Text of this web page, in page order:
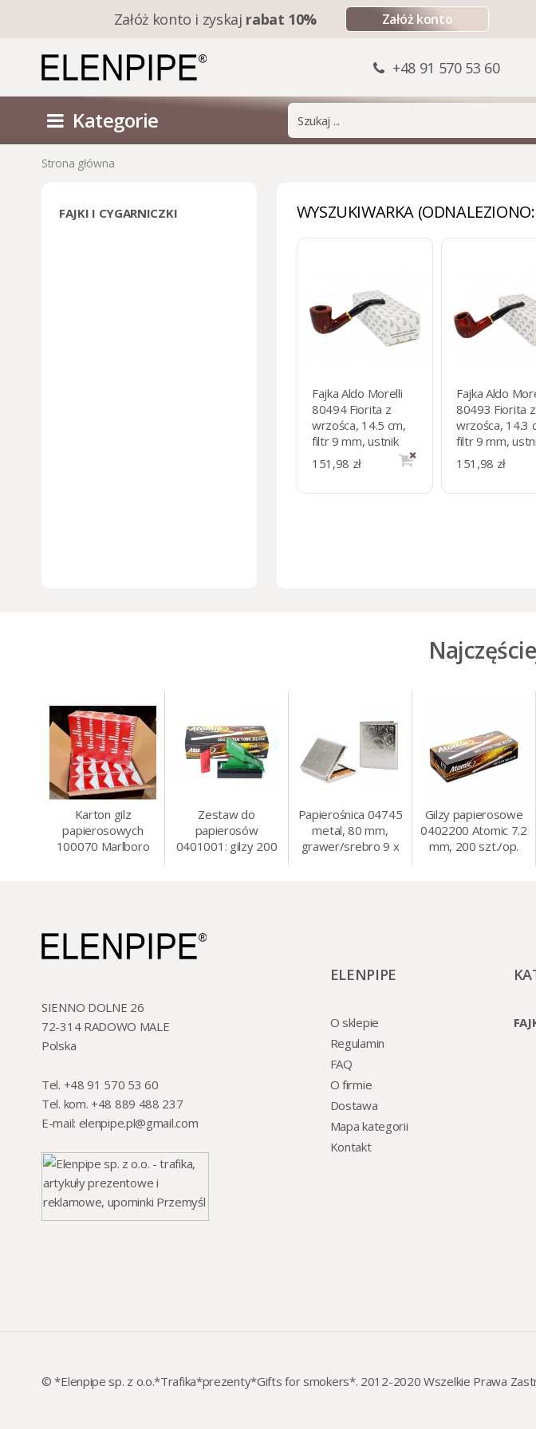
Załóż konto i zyskaj rabat 10% Załóż konto
+48 91 570 53 60
Kategorie
Strona główna
FAJKI I CYGARNICZKI WYSZUKIWARKA
Fajka Aldo Morelli
80494 Fiorita z
wrzośca, 14.5 cm,
filtr 9 mm, ustnik
czarny akryl
151,98 zł
Fajka Aldo
80493 Fiorita z
wrzośca, 14.3
filtr 9 mm,
czarny akryl
151,98 zł
Karton gilz
papierosowych
100070 Marlboro
Zestaw do
papierosów
0401001: gilzy 200
Papierośnica 04745
metal, 80 mm,
grawer/srebro 9 x
Gilzy papierosowe
0402200 Atomic 7.2
mm, 200 szt./op.
SIENNO DOLNE 26
72-314 RADOWO MALE
Polska
Tel. +48 91 570 53 60
Tel. kom. +48 889 488 237
E-mail: elenpipe.pl@gmail.com
ELENPIPE
O sklepie
Regulamin
FAQ
O firmie
Dostawa
Mapa kategorii
Kontakt
© *Elenpipe sp. z o.o.*Trafika*prezenty*Gifts for smokers*. 2012-2020 Wszelkie Prawa